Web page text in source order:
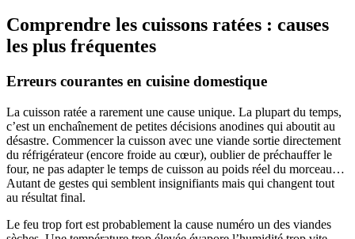
Comprendre les cuissons ratées : causes
les plus fréquentes
Erreurs courantes en cuisine domestique
La cuisson ratée a rarement une cause unique. La plupart du temps,
c’est un enchaînement de petites décisions anodines qui aboutit au
désastre. Commencer la cuisson avec une viande sortie directement
du réfrigérateur (encore froide au cœur), oublier de préchauffer le
four, ne pas adapter le temps de cuisson au poids réel du morceau…
Autant de gestes qui semblent insignifiants mais qui changent tout
au résultat final.
Le feu trop fort est probablement la cause numéro un des viandes